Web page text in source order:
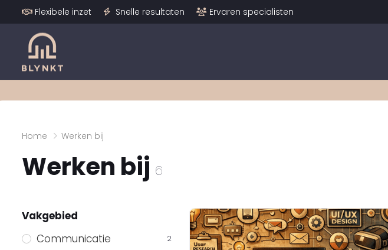
Home Werken bij
Werken bij 6
Vakgebied
Communicatie
2
Flexibele inzet Snelle resultaten Ervaren specialisten